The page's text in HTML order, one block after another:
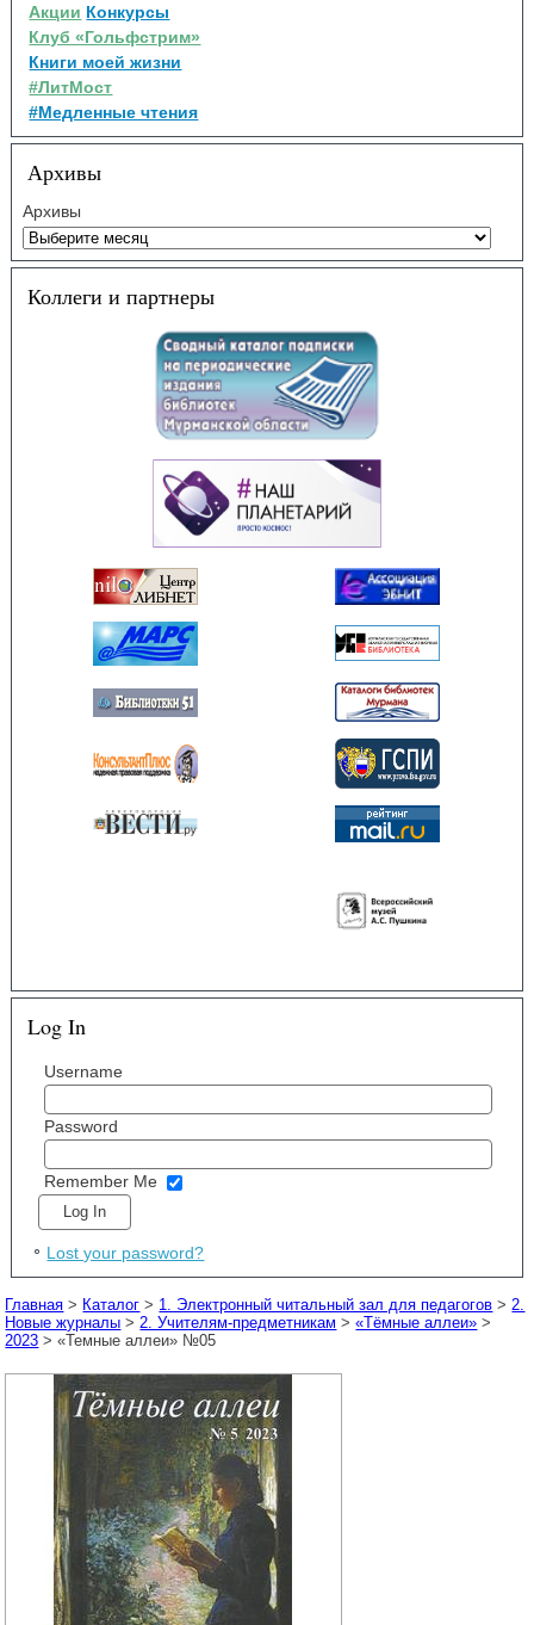
Акции Конкурсы
Клуб «Гольфстрим»
Книги моей жизни
#ЛитМост
#Медленные чтения
Архивы
Архивы
Коллеги и партнеры
Log In
Username
Password
Remember Me
Lost your password?
Главная > Каталог > 1. Электронный читальный зал для педагогов > 2.
Новые журналы > 2. Учителям-предметникам >«Тёмные аллеи» >
2023 > «Темные аллеи» №05